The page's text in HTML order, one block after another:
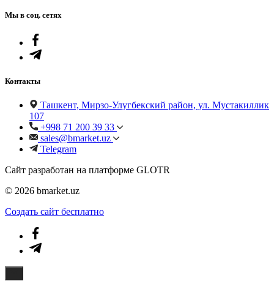
Мы в соц. сетях
Контакты
Ташкент, Мирзо-Улугбекский район, ул. Мустакиллик
107
+998 71 200 39 33
sales@bmarket.uz
Telegram
Сайт разработан на платформе GLOTR
© 2026 bmarket.uz
Создать cайт бесплатно